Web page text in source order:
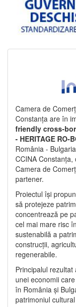
Camera de
Constanța are în
friendly cross-
- HERITAGE RO-
România -
CCINA
Camera de
partener.
Proiectul își
să protejeze
concentrează pe
cel mai mare risc
sustenabilă a
construcții,
regenerabile.
Principalul
unei economii
în România și
patrimoniul